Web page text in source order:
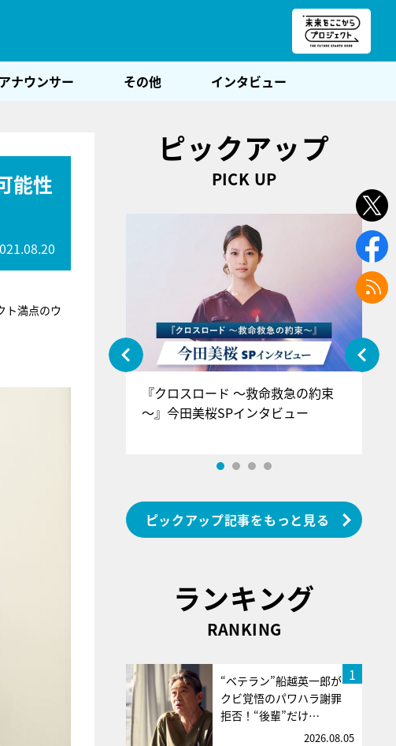
アナウンサー その他 インタビュー
能性
ト満点のウ
ピックアップ
PICK UP
みんぐ』＝LOV
『クロスロード ～救命救急の約束
～』今田美桜SPインタビュー
ピックアップ記事をもっと見る
ランキング
RANKING
1
“ベテラン”船越英一郎が
クビ覚悟のパワハラ謝罪
拒否！“後輩”だけ…
2026.08.05